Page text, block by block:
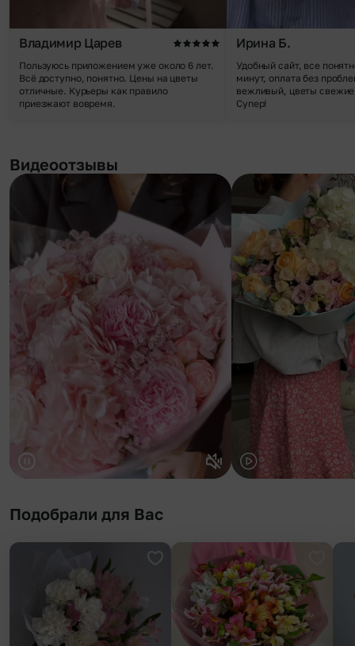
Владимир Царев
Пользуюсь приложением уже около 6 лет.
Всё доступно, понятно. Цены на цветы
отличные. Курьеры как правило
приезжают вовремя.
Ирина Б.
Удобный сайт, все
минут, оплата без
вежливый, цветы
Супер!
Видеоотзывы
Подобрали для Вас
Добавить в избранное